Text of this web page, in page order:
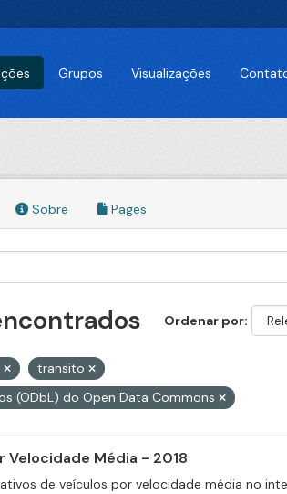
Grupos Visualizações
Sobre Pages
Ordenar por
transito
(ODbL) do Open Data Commons
Média - 2018
de veículos por velocidade média no